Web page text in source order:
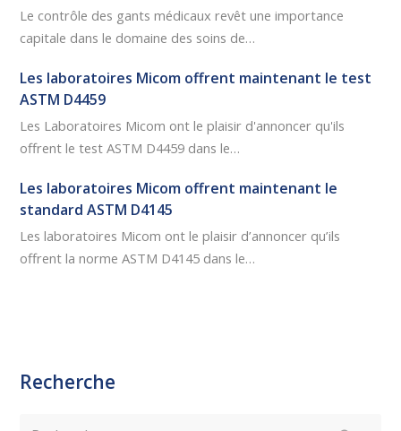
Le contrôle des gants médicaux revêt une importance
capitale dans le domaine des soins de…
Les laboratoires Micom offrent maintenant le test
ASTM D4459
Les Laboratoires Micom ont le plaisir d'annoncer qu'ils
offrent le test ASTM D4459 dans le…
Les laboratoires Micom offrent maintenant le
standard ASTM D4145
Les laboratoires Micom ont le plaisir d’annoncer qu’ils
offrent la norme ASTM D4145 dans le…
Recherche